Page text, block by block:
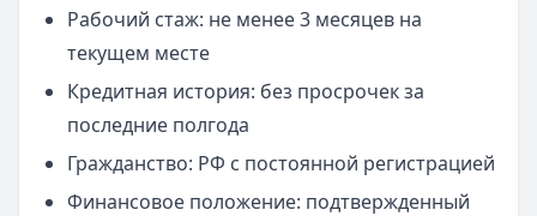
Рабочий стаж: не менее 3 месяцев на
текущем месте
Кредитная история: без просрочек за
последние полгода
Гражданство: РФ с постоянной регистрацией
Финансовое положение: подтвержденный